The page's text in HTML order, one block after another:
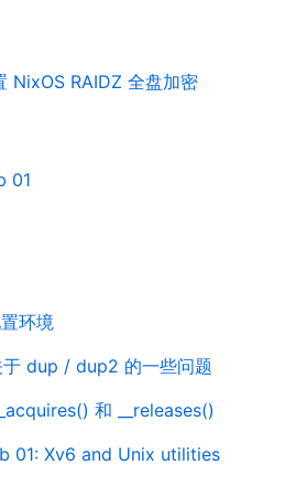
NixOS RAIDZ 全盘加密
01
环境
于 dup / dup2 的一些问题
和 __releases()
01: Xv6 and Unix utilities